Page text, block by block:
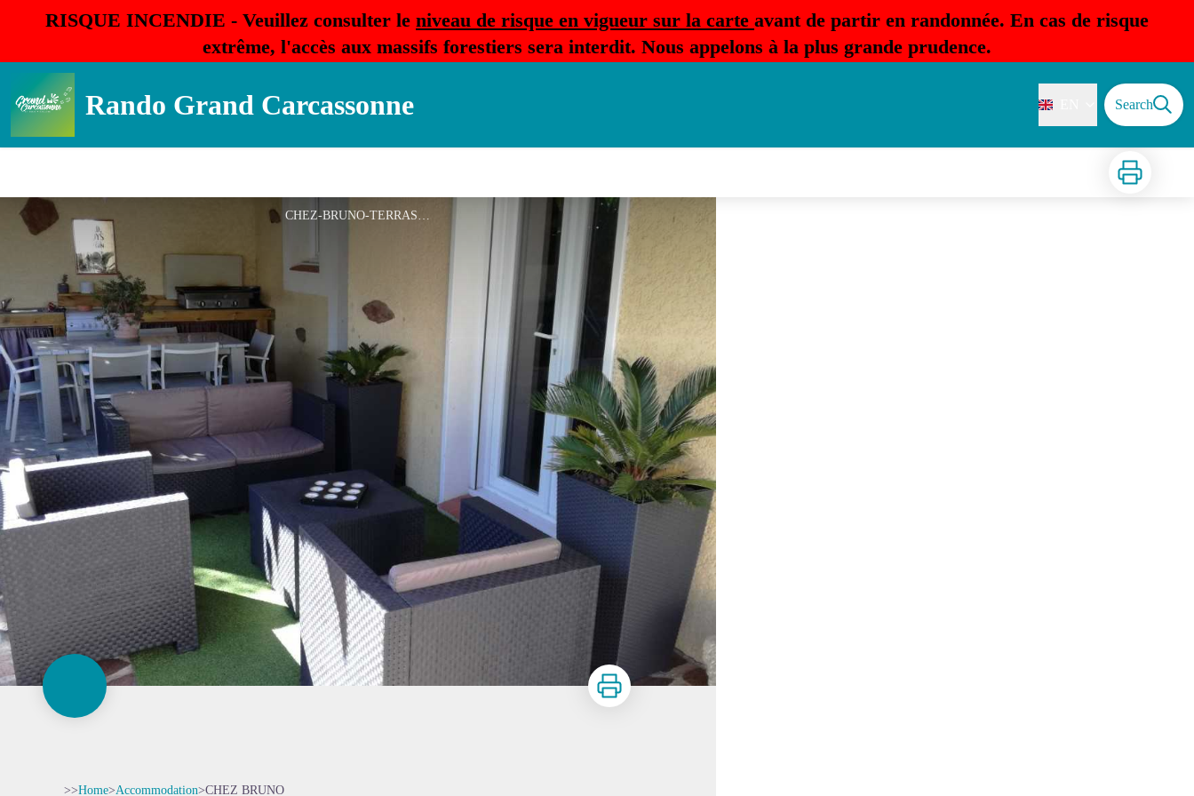
RISQUE INCENDIE - Veuillez consulter le niveau de risque en vigueur sur la carte avant de partir en randonnée. En cas de risque
extrême, l'accès aux massifs forestiers sera interdit. Nous appelons à la plus grande prudence.
Rando Grand Carcassonne Search
Print
CHEZ-BRUNO-TERRASSE
Print
>>Home>Accommodation>CHEZ BRUNO